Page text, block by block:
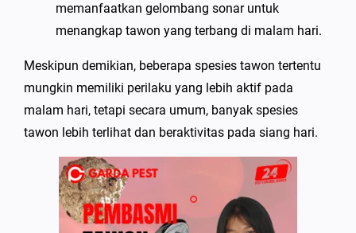
memanfaatkan gelombang sonar untuk
menangkap tawon yang terbang di malam hari.
Meskipun demikian, beberapa spesies tawon tertentu
mungkin memiliki perilaku yang lebih aktif pada
malam hari, tetapi secara umum, banyak spesies
tawon lebih terlihat dan beraktivitas pada siang hari.